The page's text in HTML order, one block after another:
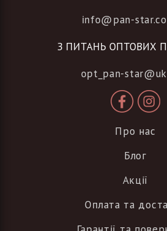
info@pan-
З ПИТАНЬ ОПТОВИХ
opt_pan-
Про нас
Блог
Акції
Оплата та